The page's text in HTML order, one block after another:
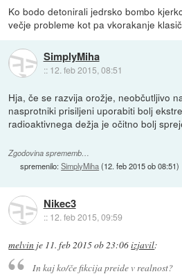
Ko bodo detonirali jedrsko bombo
večje probleme kot pa vkorakanje
SimplyMiha
:: 12. feb 2015, 08:51
Hja, če se razvija orožje, neobčutljivo
nasprotniki prisiljeni uporabiti bolj
radioaktivnega dežja je očitno bolj
Zgodovina sprememb…
spremenilo:SimplyMiha(12. feb 2015 ob 08:51)
Nikec3
:: 12. feb 2015, 09:59
melvin je 11. feb 2015 ob 23:06izjavil:
In kaj ko/če fikcija preide v realnost?